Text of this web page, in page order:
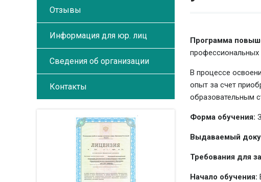
Программа
профессиональных
В процессе
опыт за счет
образовательным
Форма обучения:
Выдаваемый
Требования для
Начало обучения:
Отзывы
Информация для юр. лиц
Сведения об организации
Контакты